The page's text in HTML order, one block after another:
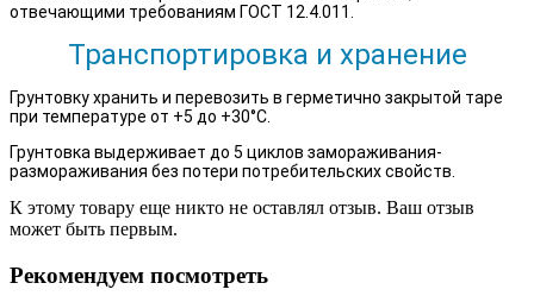
отвечающими требованиям ГОСТ 12.4.011.
Транспортировка и хранение
Грунтовку хранить и перевозить в герметично закрытой таре
при температуре от +5 до +30°C.
Грунтовка выдерживает до 5 циклов замораживания-
размораживания без потери потребительских свойcтв.
К этому товару еще никто не оставлял отзыв. Ваш отзыв
может быть первым.
Рекомендуем посмотреть